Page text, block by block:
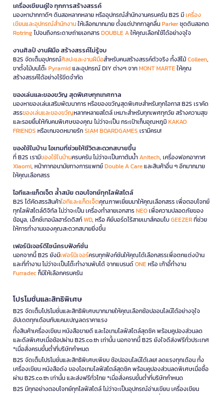
เครื่องเขียนคู่ใจ ทุกการสร้างสรรค์
มองหาปากกาดีๆ ดินสอหลากหลาย หรืออุปกรณ์สำนักงานครบครัน B2S มีเครื่อง
เขียนและอุปกรณ์สำนักงานให้เลือกมากมาย ตั้งแต่ปากกาลูกลื่นParkerชุดดินสอกด
Rotringไปจนถึงกระดาษถ่ายเอกสารDOUBLE Aให้คุณเลือกใช้ได้อย่างจุใจ
งานศิลป์ งานฝีมือ สร้างสรรค์ไม่รู้จบ
B2S จัดเต็มอุปกรณ์ศิลปะและงานฝีมือสำหรับคนสร้างสรรค์ตัวจริง ทั้งสีไม้Colleen,
ขาตั้งไม้บนโต๊ะPyramidและอุปกรณ์ DIY ต่างๆ จากMONT MARTEให้คุณ
สร้างสรรค์ได้อย่างไร้ขีดจำกัด
ของเล่นและของขวัญ สุดพิเศษทุกเทศกาล
มองหาของเล่นเสริมพัฒนาการ หรือของขวัญสุดพิเศษสำหรับทุกโอกาส B2S เราคัด
สรรของเล่นและของขวัญหลากหลายสไตล์ เหมาะสำหรับทุกเพศทุกวัย สร้างความสุข
และรอยยิ้มให้กับคนพิเศษของคุณ ไม่ว่าจะเป็น กระเป๋าเก็บอุณหภูมิKAKAO
FRIENDS หรือเกมจดหมายรักSIAM BOARDGAMES เรามีครบ!
ของใช้ในบ้าน ไอเทมที่ช่วยให้ชีวิตสะดวกสบายขึ้น
ที่ B2S เรามีของใช้ในบ้านครบครัน ไม่ว่าจะเป็นกาต้มน้ำAnitech, เครื่องฟอกอากาศ
Xiaomi, หน้ากากอนามัยทางการแพทย์Double A Careและสินค้าอื่น ๆ อีกมากมาย
ให้คุณเลือกสรร
ไอทีและแก็ดเจ็ต ล้ำสมัย ตอบโจทย์ทุกไลฟ์สไตล์
B2S ได้คัดสรรสินค้าไอทีและแก็ดเจ็ตคุณภาพเยี่ยมมาให้คุณเลือกสรร เพื่อตอบโจทย์
ทุกไลฟ์สไตล์ดิจิทัล ไม่ว่าจะเป็น เครื่องทำลายเอกสารNEOเพื่อความปลอดภัยของ
ข้อมูล, เอ็กซ์เทอนัลฮาร์ดดิสก์WD, หรือ คีย์บอร์ดไร้สายเมาส์คอมโบGEEZERที่ช่วย
ให้การทำงานของคุณสะดวกสบายยิ่งขึ้น
เฟอร์นิเจอร์ดีไซน์ครบฟังก์ชั่น
นอกจากนี้ B2S ยังมีเฟอร์นิเจอร์ครบทุกฟังก์ชันให้คุณได้เลือกสรรเพื่อตกแต่งบ้าน
และที่ทำงาน ไม่ว่าจะเป็นโต๊ะทำงานพับได้ จากแบรนด์ONEหรือ เก้าอี้ทำงาน
Furradecก็มีให้เลือกครบครัน
โปรโมชั่นและสิทธิพิเศษ
B2S จัดเต็มโปรโมชั่นและสิทธิพิเศษมากมายให้คุณเลือกช้อปออนไลน์ได้อย่างจุใจ
อัปเดตทุกเดือนกับแคมเปญลดราคาแรง
ทั้งสินค้าเครื่องเขียน หนังสือขายดี และไอเทมไลฟ์สไตล์สุดชิค พร้อมคูปองส่วนลด
และดีลพิเศษเมื่อช้อปผ่าน B2S.co.th เท่านั้น นอกจากนี้ B2S ยังใจดีส่งฟรีทั่วประเทศ
*เมื่อสั่งครบขั้นต่ำที่บริษัทกำหนด
B2S จัดเต็มโปรโมชั่นและสิทธิพิเศษเพียบ ช้อปออนไลน์ได้เลย! ลดแรงทุกเดือน ทั้ง
เครื่องเขียน หนังสือดัง ของไอเทมไลฟ์สไตล์สุดชิค พร้อมคูปองส่วนลดพิเศษเมื่อซื้อ
ผ่าน B2S.co.th เท่านั้น และส่งฟรีทั่วไทย *เมื่อสั่งครบขั้นต่ำที่บริษัทกำหนด
B2S มีทุกอย่างตอบโจทย์ทุกไลฟ์สไตล์ ไม่ว่าจะเป็นอุปกรณ์อ่านเขียน เครื่องเขียน